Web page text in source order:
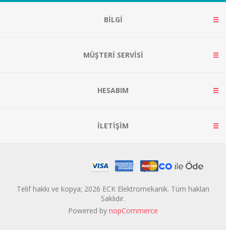
BILGI
MÜŞTERI SERVISI
HESABIM
İLETIŞIM
Telif hakkı ve kopya; 2026 ECK Elektromekanik. Tüm hakları
Saklıdır.
Powered by nopCommerce